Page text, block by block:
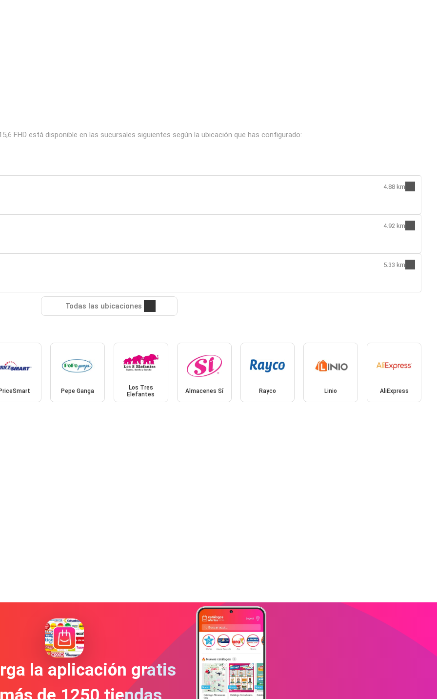
FHD está disponible en las sucursales siguientes según la ubicación que has configurado:
4.88 km
4.92 km
5.33 km
Todas las ubicaciones
Pepe Ganga
Los Tres
Elefantes
Almacenes Sí Rayco Linio AliExpress
la aplicación gratis